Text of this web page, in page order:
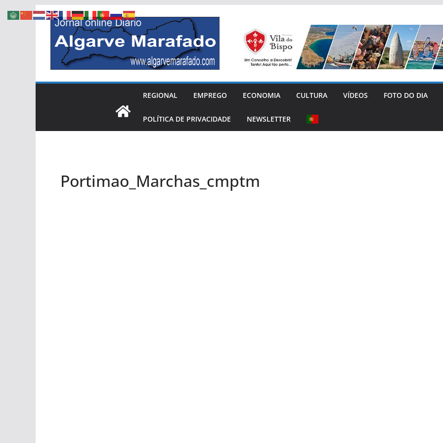
Skip
content
REGIONAL EMPREGO ECONOMIA CULTURA VÍDEOS FOTO DO DIA
POLÍTICA DE PRIVACIDADE NEWSLETTER
Portimao_Marchas_cmptm